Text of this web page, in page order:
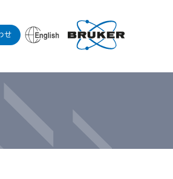
搭載ラマン顕微鏡
用密閉容器
せ